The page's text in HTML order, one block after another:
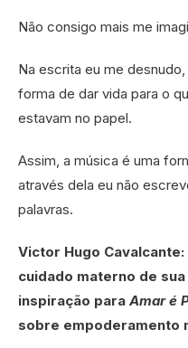
Não consigo mais me
Na escrita eu me
forma de dar vida para o
estavam no papel.
Assim, a música é uma
através dela eu não
palavras.
Victor Hugo
cuidado materno de
inspiração para Amar é
sobre empoderamento